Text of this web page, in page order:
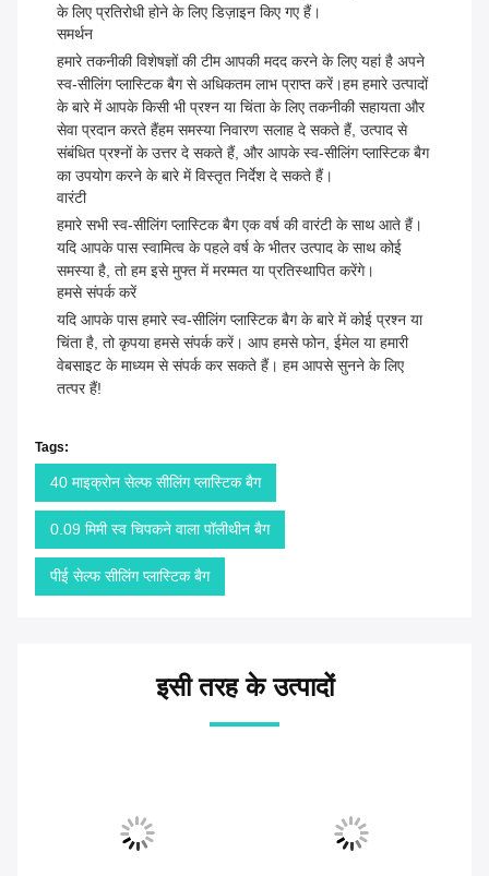
के लिए प्रतिरोधी होने के लिए डिज़ाइन किए गए हैं।
समर्थन
हमारे तकनीकी विशेषज्ञों की टीम आपकी मदद करने के लिए यहां है अपने
स्व-सीलिंग प्लास्टिक बैग से अधिकतम लाभ प्राप्त करें।हम हमारे उत्पादों
के बारे में आपके किसी भी प्रश्न या चिंता के लिए तकनीकी सहायता और
सेवा प्रदान करते हैंहम समस्या निवारण सलाह दे सकते हैं, उत्पाद से
संबंधित प्रश्नों के उत्तर दे सकते हैं, और आपके स्व-सीलिंग प्लास्टिक बैग
का उपयोग करने के बारे में विस्तृत निर्देश दे सकते हैं।
वारंटी
हमारे सभी स्व-सीलिंग प्लास्टिक बैग एक वर्ष की वारंटी के साथ आते हैं।
यदि आपके पास स्वामित्व के पहले वर्ष के भीतर उत्पाद के साथ कोई
समस्या है, तो हम इसे मुफ्त में मरम्मत या प्रतिस्थापित करेंगे।
हमसे संपर्क करें
यदि आपके पास हमारे स्व-सीलिंग प्लास्टिक बैग के बारे में कोई प्रश्न या
चिंता है, तो कृपया हमसे संपर्क करें। आप हमसे फोन, ईमेल या हमारी
वेबसाइट के माध्यम से संपर्क कर सकते हैं। हम आपसे सुनने के लिए
तत्पर हैं!
Tags:
40 माइक्रोन सेल्फ सीलिंग प्लास्टिक बैग
0.09 मिमी स्व चिपकने वाला पॉलीथीन बैग
पीई सेल्फ सीलिंग प्लास्टिक बैग
इसी तरह के उत्पादों